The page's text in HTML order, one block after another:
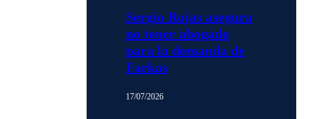
Sergio Rojas asegura
no tener abogado
para la demanda de
Farkas
17/07/2026